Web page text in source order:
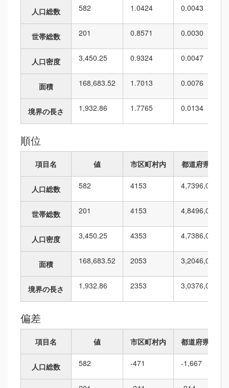
人口総数 582 1.0424 0.0043
世帯総数 201 0.8571 0.0030
人口密度 3,450.25 0.9324 0.0047
面積 168,683.52 1.7013 0.0076
境界の長さ 1,932.86 1.7765 0.0134
順位
項目名 値 市区町村内 都道府県内
人口総数 582 4153 4,7396,010
世帯総数 201 4153 4,8496,010
人口密度 3,450.25 4353 4,7386,010
面積 168,683.52 2053 3,2046,010
境界の長さ 1,932.86 2353 3,0376,010
偏差
項目名 値 市区町村内 都道府県内
人口総数 582 -471 -1,667